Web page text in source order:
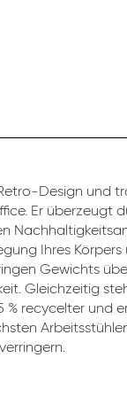
Design und
Er überzeugt
Ihres
Gewichts
Gleichzeitig
% recycelter und